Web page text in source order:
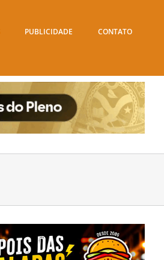
PUBLICIDADE CONTATO